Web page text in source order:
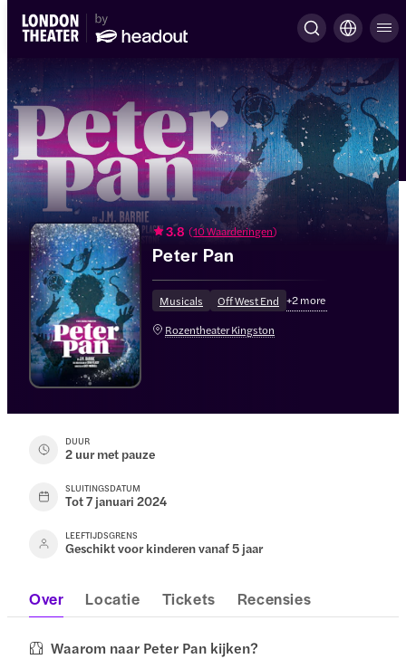
3.8 (10 Waarderingen)
Peter Pan
Musicals Off West End +2more
Rozentheater Kingston
DUUR
2 uur met pauze
SLUITINGSDATUM
Tot 7 januari 2024
LEEFTIJDSGRENS
Geschikt voor kinderen vanaf 5 jaar
Over Locatie Tickets Recensies
Waarom naar Peter Pan kijken?